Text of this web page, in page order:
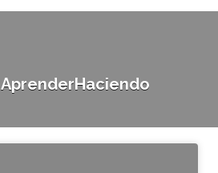
AprenderHaciendo